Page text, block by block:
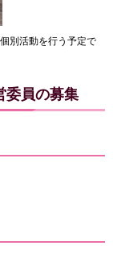
別活動を行う予定で
委員の募集